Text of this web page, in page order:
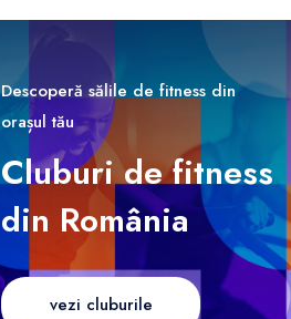
Descoperă sălile de fitness din
orașul tău
Cluburi de fitness
din România
vezi cluburile